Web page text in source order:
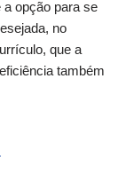
opção para se
no
que a
também